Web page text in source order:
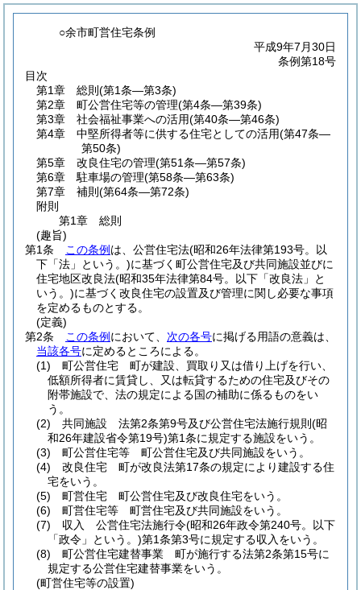
○余市町営住宅条例
平成9年7月30日
条例第18号
目次
第1章
総則 (第1条―第3条)
第2章
町公営住宅等の管理(第4条―第39条)
第3章
社会福祉事業への活用(第40条―第46条)
第4章
中堅所得者等に供する住宅としての活用(第47条―
第50条)
第5章
改良住宅の管理(第51条―第57条)
第6章
駐車場の管理(第58条―第63条)
第7章
補則 (第64条―第72条)
附則
第1章
総則
(趣旨)
第1条
この条例 は、公営住宅法(昭和26年法律第193号。以
下「法」という。)に基づく町公営住宅及び共同施設並びに
住宅地区改良法(昭和35年法律第84号。以下「改良法」と
いう。)に基づく改良住宅の設置及び管理に関し必要な事項
を定めるものとする。
(定義)
第2条
この条例 において、 次の各号に掲げる用語の意義は、
当該各号に定めるところによる。
(1)
町公営住宅 町が建設、買取り又は借り上げを行い、
低額所得者に賃貸し、又は転貸するための住宅及びその
附帯施設で、法の規定による国の補助に係るものをい
う。
(2)
共同施設 法第2条第9号及び公営住宅法施行規則 (昭
和26年建設省令第19号)第1条に規定する施設をいう。
(3)
町公営住宅等 町公営住宅及び共同施設をいう。
(4)
改良住宅 町が改良法第17条の規定により建設する住
宅をいう。
(5)
町営住宅 町公営住宅及び改良住宅をいう。
(6)
町営住宅等 町営住宅及び共同施設をいう。
(7)
収入 公営住宅法施行令(昭和26年政令第240号。以下
「政令」という。)第1条第3号に規定する収入をいう。
(8)
町公営住宅建替事業 町が施行する法第2条第15号に
規定する公営住宅建替事業をいう。
(町営住宅等の設置)